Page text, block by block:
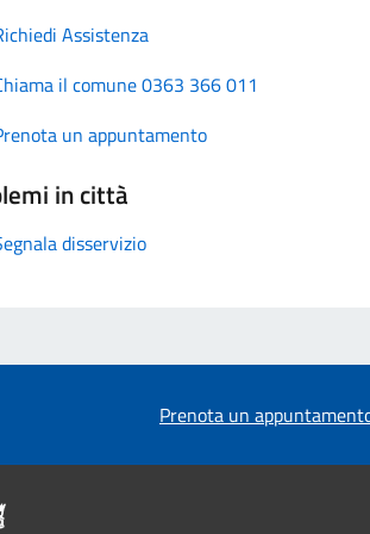
Assistenza
il comune 0363 366 011
un appuntamento
in città
disservizio
Prenota un